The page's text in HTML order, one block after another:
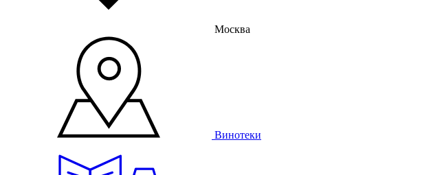
Москва
Винотеки